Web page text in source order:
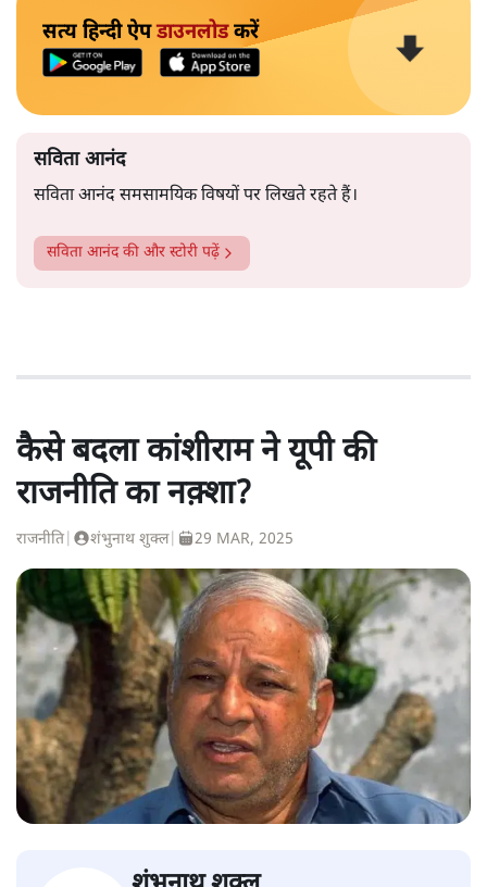
सत्य हिन्दी ऐपडाउनलोडकरें
सविता आनंद
सविता आनंद समसामयिक विषयों पर लिखते रहते हैं।
सविता आनंदकी और स्टोरी पढ़ें
कैसे बदला कांशीराम ने यूपी की
राजनीति का नक़्शा?
राजनीति शंभुनाथ शुक्ल| 29 MAR, 2025